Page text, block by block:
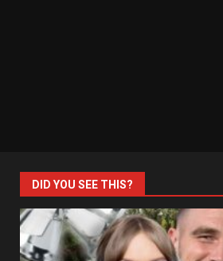
DID YOU SEE THIS?